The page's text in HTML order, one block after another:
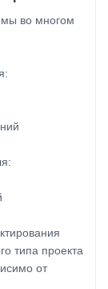
во многом
типа проекта
от